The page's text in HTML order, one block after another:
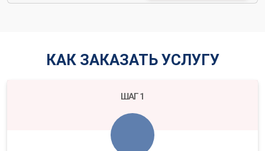
КАК ЗАКАЗАТЬ УСЛУГУ
ШАГ 1